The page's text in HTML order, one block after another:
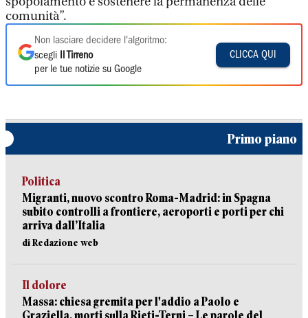
comunità”.
Non lasciare decidere l'algoritmo:
scegli
Il Tirreno
per le tue notizie su Google
CLICCA QUI
Primo piano
Politica
Migranti, nuovo scontro Roma-Madrid: in Spagna
subito controlli a frontiere, aeroporti e porti per chi
arriva dall’Italia
di Redazione web
Il dolore
Massa: chiesa gremita per l'addio a Paolo e